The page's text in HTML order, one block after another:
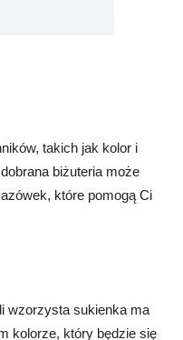
takich jak kolor i
biżuteria może
które pomogą Ci
wzorzysta sukienka ma
kolorze, który będzie się